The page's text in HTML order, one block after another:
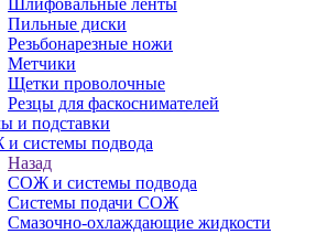
Шлифовальные ленты
Пильные диски
Резьбонарезные ножи
Метчики
Щетки проволочные
Резцы для фаскоснимателей
и подставки
системы подвода
Назад
СОЖ и системы подвода
Системы подачи СОЖ
Смазочно-охлаждающие жидкости